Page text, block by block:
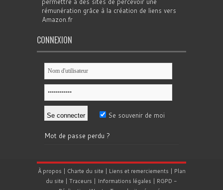
rémunération grâce à la création de liens vers
Amazon.fr
CONNEXION
Se souvenir de moi
Mot de passe perdu ?
À propos | Charte du site | Liens et remerciements | Plan
du site | Traceurs | Informations légales | RGPD -